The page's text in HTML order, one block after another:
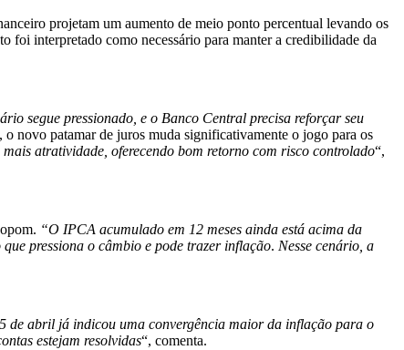
projetam um aumento de meio ponto percentual levando os
foi interpretado como necessário para manter a credibilidade da
segue pressionado, e o Banco Central precisa reforçar seu
novo patamar de juros muda significativamente o jogo para os
atratividade, oferecendo bom retorno com risco controlado“,
“O IPCA acumulado em 12 meses ainda está acima da
pressiona o câmbio e pode trazer inflação. Nesse cenário, a
de abril já indicou uma convergência maior da inflação para o
estejam resolvidas“, comenta.